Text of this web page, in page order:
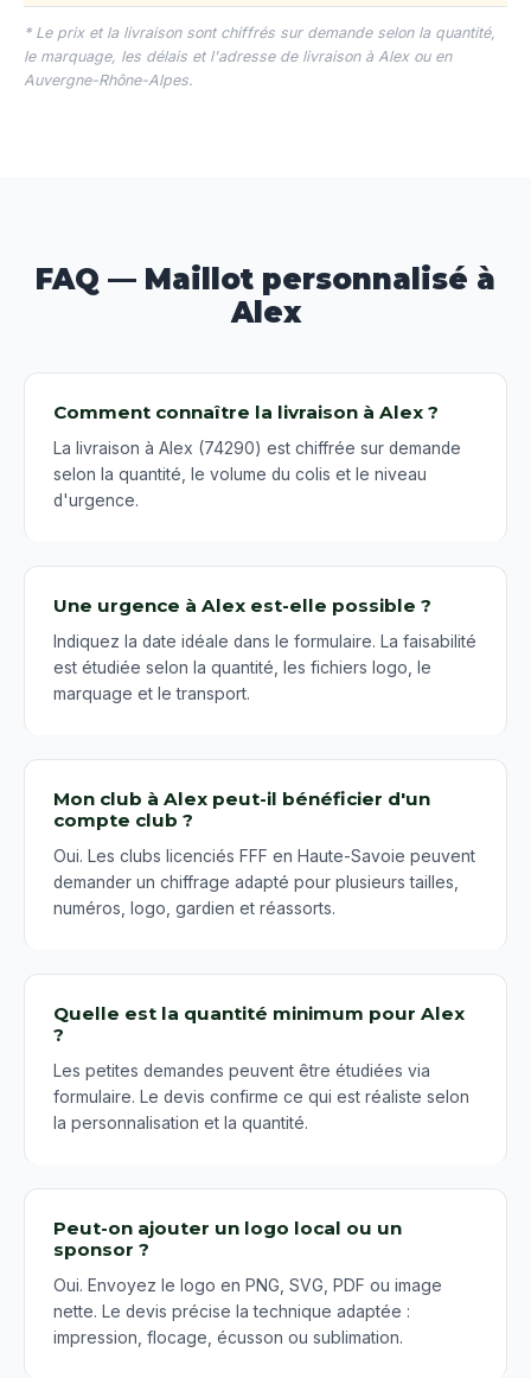
* Le prix et la livraison sont chiffrés sur demande selon la quantité,
le marquage, les délais et l'adresse de livraison à Alex ou en
Auvergne-Rhône-Alpes.
FAQ — Maillot personnalisé à
Alex
Comment connaître la livraison à Alex ?
La livraison à Alex (74290) est chiffrée sur demande
selon la quantité, le volume du colis et le niveau
d'urgence.
Une urgence à Alex est-elle possible ?
Indiquez la date idéale dans le formulaire. La faisabilité
est étudiée selon la quantité, les fichiers logo, le
marquage et le transport.
Mon club à Alex peut-il bénéficier d'un
compte club ?
Oui. Les clubs licenciés FFF en Haute-Savoie peuvent
demander un chiffrage adapté pour plusieurs tailles,
numéros, logo, gardien et réassorts.
Quelle est la quantité minimum pour Alex
?
Les petites demandes peuvent être étudiées via
formulaire. Le devis confirme ce qui est réaliste selon
la personnalisation et la quantité.
Peut-on ajouter un logo local ou un
sponsor ?
Oui. Envoyez le logo en PNG, SVG, PDF ou image
nette. Le devis précise la technique adaptée :
impression, flocage, écusson ou sublimation.